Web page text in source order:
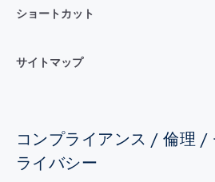
ショートカット
サイトマップ
コンプライアンス / 倫理 /
ライバシー